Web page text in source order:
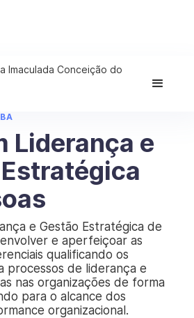
Liderança e
e Gestão Estratégica de
e aperfeiçoar as
qualificando os
processos de liderança e
nas organizações de forma
para o alcance dos
organizacional.